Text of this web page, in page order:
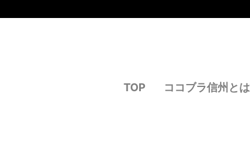
TOP ココブラ信州とは